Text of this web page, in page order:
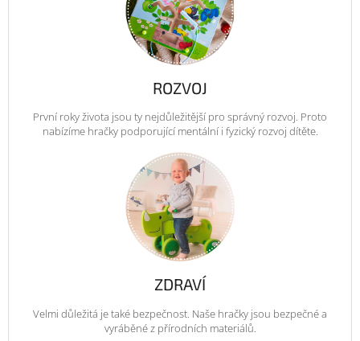
ROZVOJ
První roky života jsou ty nejdůležitější pro správný rozvoj. Proto
nabízíme hračky podporující mentální i fyzický rozvoj dítěte.
ZDRAVÍ
Velmi důležitá je také bezpečnost. Naše hračky jsou bezpečné a
vyráběné z přírodních materiálů.